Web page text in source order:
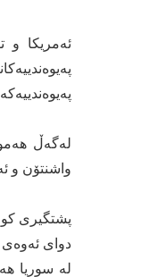
ئەمریکا و
لەگەڵ
واشنتۆن و
پشتگیری
دوای ئەوەی
لە سوریا